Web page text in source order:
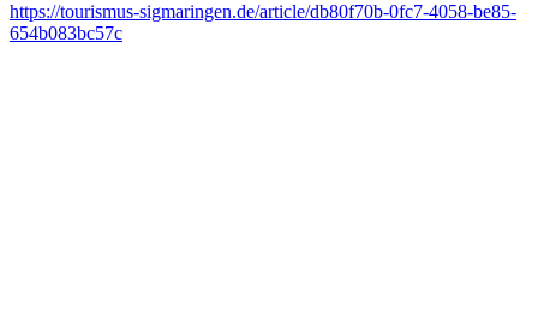
https://tourismus-sigmaringen.de/article/db80f70b-0fc7-4058-be85-
654b083bc57c